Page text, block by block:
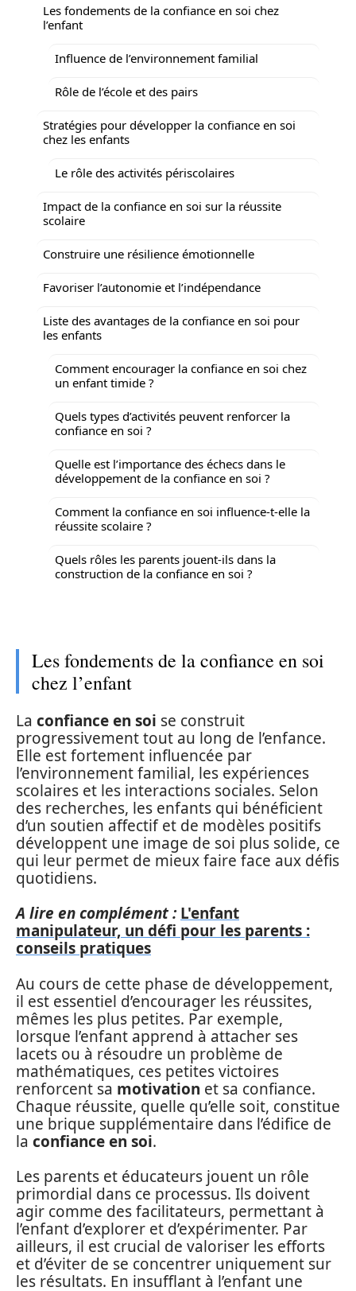
Les fondements de la confiance en soi chez
l’enfant
Influence de l’environnement familial
Rôle de l’école et des pairs
Stratégies pour développer la confiance en soi
chez les enfants
Le rôle des activités périscolaires
Impact de la confiance en soi sur la réussite
scolaire
Construire une résilience émotionnelle
Favoriser l’autonomie et l’indépendance
Liste des avantages de la confiance en soi pour
les enfants
Comment encourager la confiance en soi chez
un enfant timide ?
Quels types d’activités peuvent renforcer la
confiance en soi ?
Quelle est l’importance des échecs dans le
développement de la confiance en soi ?
Comment la confiance en soi influence-t-elle la
réussite scolaire ?
Quels rôles les parents jouent-ils dans la
construction de la confiance en soi ?
Les fondements de la confiance en soi
chez l’enfant
La confiance en soi se construit
progressivement tout au long de l’enfance.
Elle est fortement influencée par
l’environnement familial, les expériences
scolaires et les interactions sociales. Selon
des recherches, les enfants qui bénéficient
d’un soutien affectif et de modèles positifs
développent une image de soi plus solide, ce
qui leur permet de mieux faire face aux défis
quotidiens.
A lire en complément : L'enfant
manipulateur, un défi pour les parents :
conseils pratiques
Au cours de cette phase de développement,
il est essentiel d’encourager les réussites,
mêmes les plus petites. Par exemple,
lorsque l’enfant apprend à attacher ses
lacets ou à résoudre un problème de
mathématiques, ces petites victoires
renforcent sa motivation et sa confiance.
Chaque réussite, quelle qu’elle soit, constitue
une brique supplémentaire dans l’édifice de
la confiance en soi.
Les parents et éducateurs jouent un rôle
primordial dans ce processus. Ils doivent
agir comme des facilitateurs, permettant à
l’enfant d’explorer et d’expérimenter. Par
ailleurs, il est crucial de valoriser les efforts
et d’éviter de se concentrer uniquement sur
les résultats. En insufflant à l’enfant une